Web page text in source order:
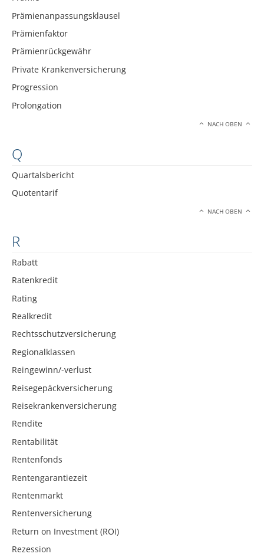
Prämienanpassungsklausel
Prämienfaktor
Prämienrückgewähr
Private Krankenversicherung
Progression
Prolongation
NACH OBEN
Q
Quartalsbericht
Quotentarif
NACH OBEN
R
Rabatt
Ratenkredit
Rating
Realkredit
Rechtsschutzversicherung
Regionalklassen
Reingewinn/-verlust
Reisegepäckversicherung
Reisekrankenversicherung
Rendite
Rentabilität
Rentenfonds
Rentengarantiezeit
Rentenmarkt
Rentenversicherung
Return on Investment (ROI)
Rezession